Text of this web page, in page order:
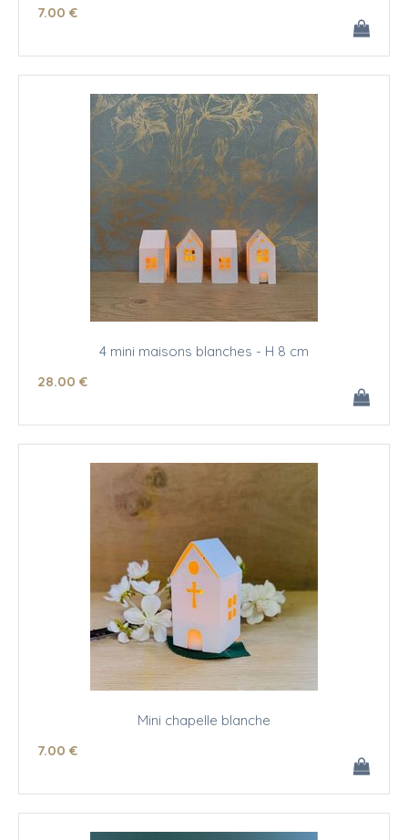
7.00 €
4 mini maisons blanches - H 8 cm
28.00 €
Mini chapelle blanche
7.00 €